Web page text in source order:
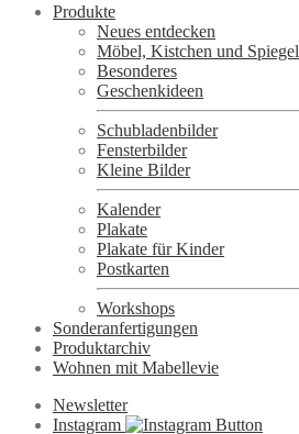
Produkte
Neues entdecken
Möbel, Kistchen und Spiegel
Besonderes
Geschenkideen
Schubladenbilder
Fensterbilder
Kleine Bilder
Kalender
Plakate
Plakate für Kinder
Postkarten
Workshops
Sonderanfertigungen
Produktarchiv
Wohnen mit Mabellevie
Newsletter
Instagram